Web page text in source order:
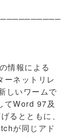
情報による
ネットリレ
しいワームで
てWord 97及
るとともに、
が同じアド